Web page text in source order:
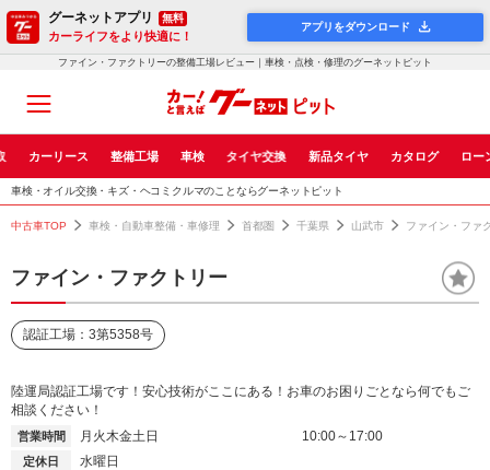
グーネットアプリ 無料
カーライフをより快適に！
アプリをダウンロード
ファイン・ファクトリーの整備工場レビュー｜車検・点検・修理のグーネットピット
カーリース 整備工場 車検 タイヤ交換 新品タイヤ カタログ ロー
車検・オイル交換・キズ・ヘコミクルマのことならグーネットピット
中古車TOP 車検・自動車整備・車修理 首都圏 千葉県 山武市 ファイン・ファ
ファイン・ファクトリー
認証工場：3第5358号
陸運局認証工場です！安心技術がここにある！お車のお困りごとなら何でもご
相談ください！
営業時間 月火木金土日 10:00～17:00
定休日
水曜日